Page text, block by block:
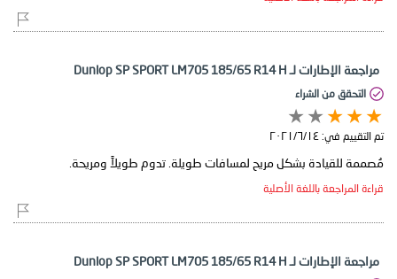
مراجعة الإطارات لـ Dunlop SP SPORT LM705 185/65 R14 H
التحقق من الشراء
تم التقييم في: ١٤‏/٦‏/٢٠٢١
مُصممة للقيادة بشكل مريح لمسافات طويلة. تدوم طويلاً ومريحة.
قراءة المراجعة باللغة الأصلية
مراجعة الإطارات لـ Dunlop SP SPORT LM705 185/65 R14 H